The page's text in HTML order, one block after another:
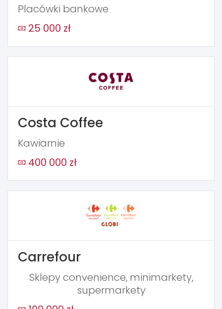
Placówki bankowe
25 000 zł
Costa Coffee
Kawiarnie
400 000 zł
Carrefour
Sklepy convenience, minimarkety,
supermarkety